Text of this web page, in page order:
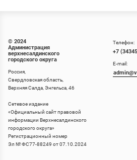
© 2024
Администрация
верхнесалдинского
городского округа
Россия,
Свердловская область,
Верхняя Салда, Энгельса, 46
Сетевое издание
«Официальный сайт правовой
информации Верхнесалдинского
городского округа»
Регистрационный номер
Эл № ФС77-88249 от 07.10.2024
Телефон:
+7
E-mail: